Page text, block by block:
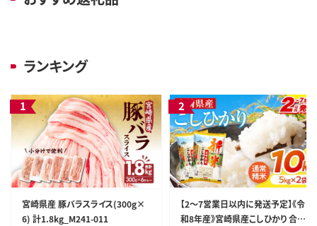
ランキング
宮崎県産 豚バラスライス(300g×
6) 計1.8kg_M241-011
【2～7営業日以内に発送予定】《令
和8年産》宮崎県産こしひかり 合計